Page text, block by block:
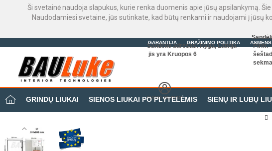
Ši svetainė naudoja slapukus, kurie renka duomenis apie jūsų apsilankymą.
Naudodamiesi svetaine, jūs sutinkate, kad būtų renkami ir naudojami į
GARANTIJA GRĄŽINIMO POLITIKA
Sandėlio adresas: Ryga, Latvija
jis yra Kruopos 6
Pirm. -
MANO BIURAS
GRINDŲ LIUKAI SIENOS LIUKAI PO PLYTELĖMIS SIENŲ IR LUBŲ